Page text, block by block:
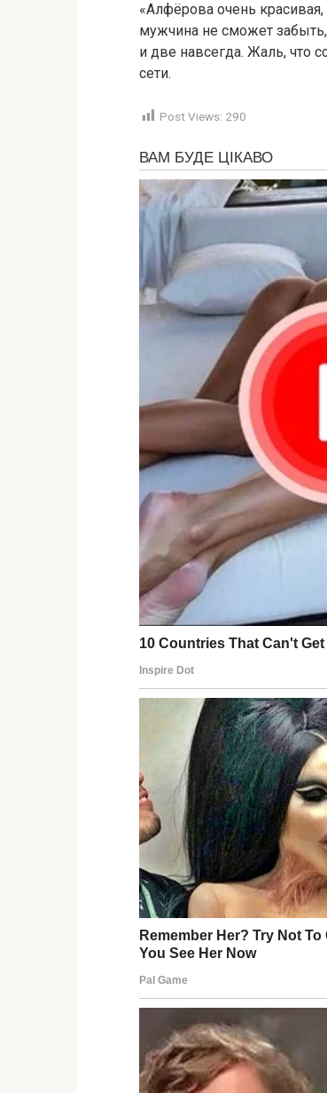
«Алфёрова очень
мужчина не сможет
и две навсегда. Жаль, что
сети.
Post Views: 290